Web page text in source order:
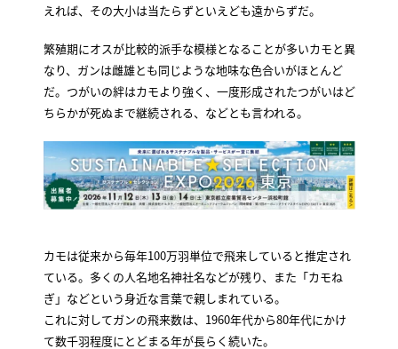
えれば、その大小は当たらずといえども遠からずだ。
繁殖期にオスが比較的派手な模様となることが多いカモと異
なり、ガンは雌雄とも同じような地味な色合いがほとんど
だ。つがいの絆はカモより強く、一度形成されたつがいはど
ちらかが死ぬまで継続される、などとも言われる。
カモは従来から毎年100万羽単位で飛来していると推定され
ている。多くの人名地名神社名などが残り、また「カモね
ぎ」などという身近な言葉で親しまれている。
これに対してガンの飛来数は、1960年代から80年代にかけ
て数千羽程度にとどまる年が長らく続いた。